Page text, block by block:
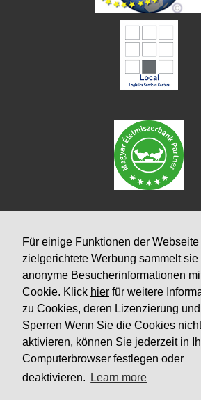
Für einige Funktionen der Webseite
zielgerichtete Werbung sammelt sie
anonyme Besucherinformationen
Cookie. Klick hier für weitere
zu Cookies, deren Lizenzierung
Sperren Wenn Sie die Cookies nicht
aktivieren, können Sie jederzeit in
Computerbrowser festlegen oder
deaktivieren.
Learn more